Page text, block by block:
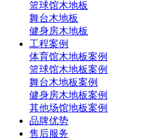
篮球馆木地板
舞台木地板
健身房木地板
工程案例
体育馆木地板案例
篮球馆木地板案例
舞台木地板案例
健身房木地板案例
其他场馆地板案例
品牌优势
售后服务